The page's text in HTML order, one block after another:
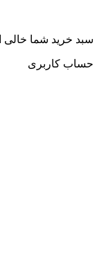
سبد خرید شما
حساب کاربری